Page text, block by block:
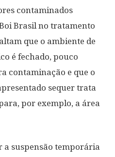
contaminados
Brasil no tratamento
que o ambiente de
é fechado, pouco
contaminação e que o
sequer trata
por exemplo, a área
a suspensão temporária